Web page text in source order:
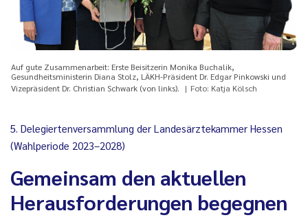
Auf gute Zusammenarbeit: Erste Beisitzerin Monika Buchalik,
Gesundheitsministerin Diana Stolz, LÄKH-Präsident Dr. Edgar Pinkowski und
Vizepräsident Dr. Christian Schwark (von links).
Foto: Katja Kölsch
5. Delegiertenversammlung der Landesärztekammer Hessen
(Wahlperiode 2023–2028)
Gemeinsam den aktuellen
Herausforderungen begegnen